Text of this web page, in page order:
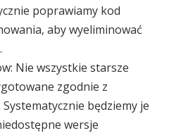
poprawiamy kod
aby wyeliminować
Nie wszystkie starsze
zgodnie z
będziemy je
wersje